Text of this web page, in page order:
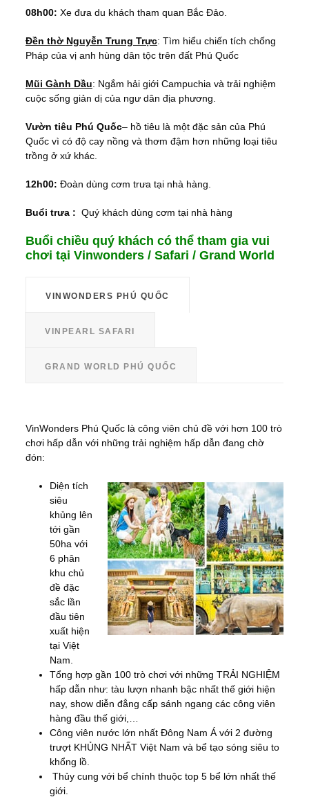
08h00: Xe đưa du khách tham quan Bắc Đảo.
Đền thờ Nguyễn Trung Trực: Tìm hiểu chiến tích chống
Pháp của vị anh hùng dân tộc trên đất Phú Quốc
Mũi Gành Dầu: Ngắm hải giới Campuchia và trải nghiệm
cuộc sống giản dị của ngư dân địa phương.
Vườn tiêu Phú Quốc– hồ tiêu là một đặc sản của Phú
Quốc vì có độ cay nồng và thơm đậm hơn những loại tiêu
trồng ở xứ khác.
12h00: Đoàn dùng cơm trưa tại nhà hàng.
Buổi trưa : Quý khách dùng cơm tại nhà hàng
Buổi chiều quý khách có thể tham gia vui
chơi tại Vinwonders / Safari / Grand World
VINWONDERS PHÚ QUỐC
VINPEARL SAFARI
GRAND WORLD PHÚ QUỐC
VinWonders Phú Quốc là công viên chủ đề với hơn 100 trò
chơi hấp dẫn với những trải nghiệm hấp dẫn đang chờ
đón:
Diện tích
siêu
khủng lên
tới gần
50ha với
6 phân
khu chủ
đề đặc
sắc lần
đầu tiên
xuất hiện
tại Việt
Nam.
Tổng hợp gần 100 trò chơi với những TRẢI NGHIỆM
hấp dẫn như: tàu lượn nhanh bậc nhất thế giới hiện
nay, show diễn đẳng cấp sánh ngang các công viên
hàng đầu thế giới,…
Công viên nước lớn nhất Đông Nam Á với 2 đường
trượt KHỦNG NHẤT Việt Nam và bể tạo sóng siêu to
khổng lồ.
Thủy cung với bể chính thuộc top 5 bể lớn nhất thế
giới.